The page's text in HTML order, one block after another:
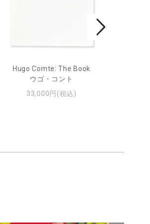
Hugo Comte: The Book
ウゴ・コント
33,000円(税込)